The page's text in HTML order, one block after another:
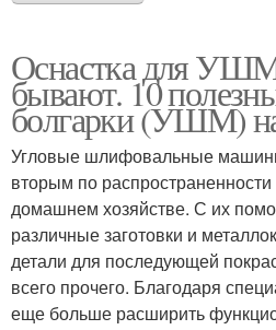
Оснастка для
бывают. 10
болгарки (УШМ)
Угловые шлифовальные
вторым по
домашнем хозяйстве. С их
различные заготовки и
детали для последующей
всего прочего. Благодаря
еще больше расширить